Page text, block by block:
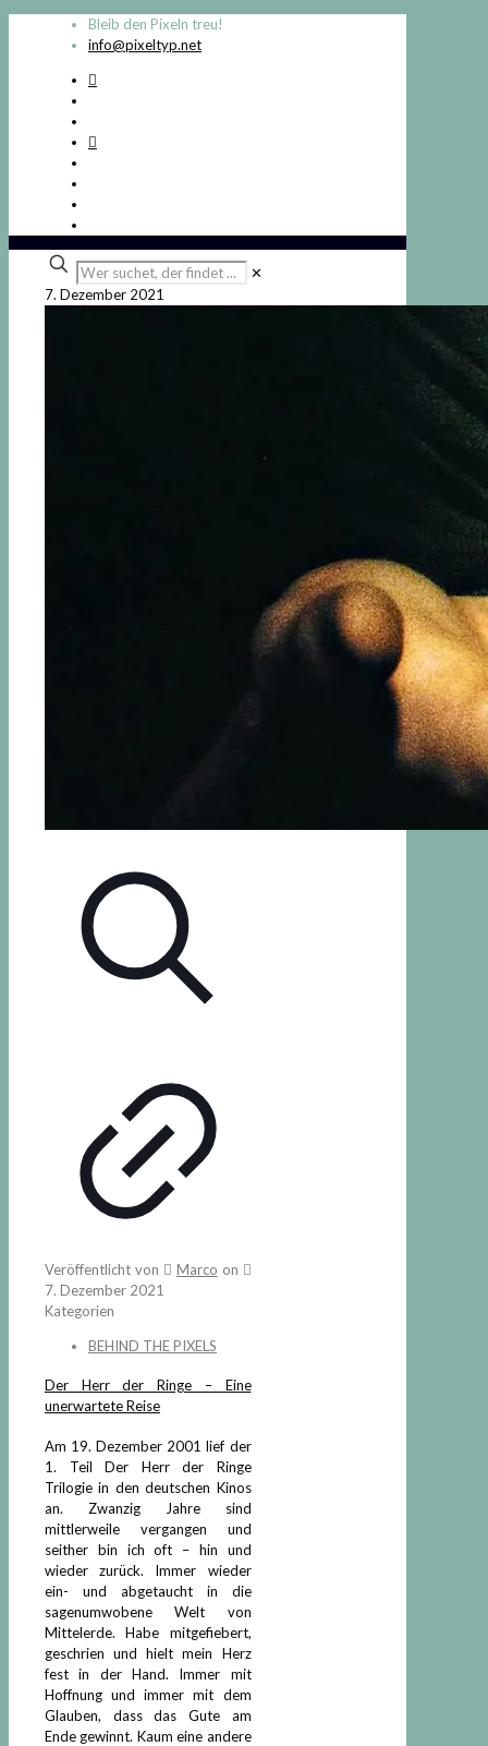
Bleib den Pixeln treu!
info@pixeltyp.net
Wer
suchet,
der
✕
7. Dezember 2021
Veröffentlicht von Marco on
7. Dezember 2021
Kategorien
BEHIND THE PIXELS
Der Herr der Ringe – Eine
unerwartete Reise
Am 19. Dezember 2001 lief der
1. Teil Der Herr der Ringe
Trilogie in den deutschen Kinos
an. Zwanzig Jahre sind
mittlerweile vergangen und
seither bin ich oft – hin und
wieder zurück. Immer wieder
ein- und abgetaucht in die
sagenumwobene Welt von
Mittelerde. Habe mitgefiebert,
geschrien und hielt mein Herz
fest in der Hand. Immer mit
Hoffnung und immer mit dem
Glauben, dass das Gute am
Ende gewinnt. Kaum eine andere